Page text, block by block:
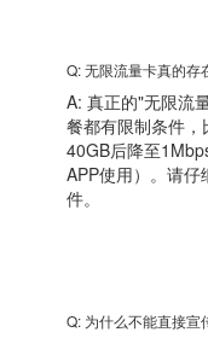
Q: 无限流量卡真的存
A: 真正的"无限流
餐都有限制条件
40GB后降至
APP使用）。请
件。
Q: 为什么不能直接宣